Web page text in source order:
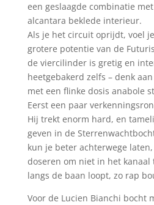
een geslaagde combinatie
alcantara beklede interieur.
Als je het circuit oprijdt, voel
grotere potentie van de
de viercilinder is gretig en
heetgebakerd zelfs – denk
met een flinke dosis anabole
Eerst een paar
Hij trekt enorm hard, en
geven in de
kun je beter achterwege
doseren om niet in het
langs de baan loopt, zo rap
Voor de Lucien Bianchi bocht